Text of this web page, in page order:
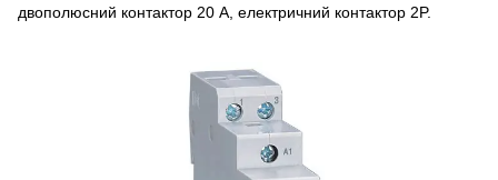
двополюсний контактор 20 A, електричний контактор 2P.